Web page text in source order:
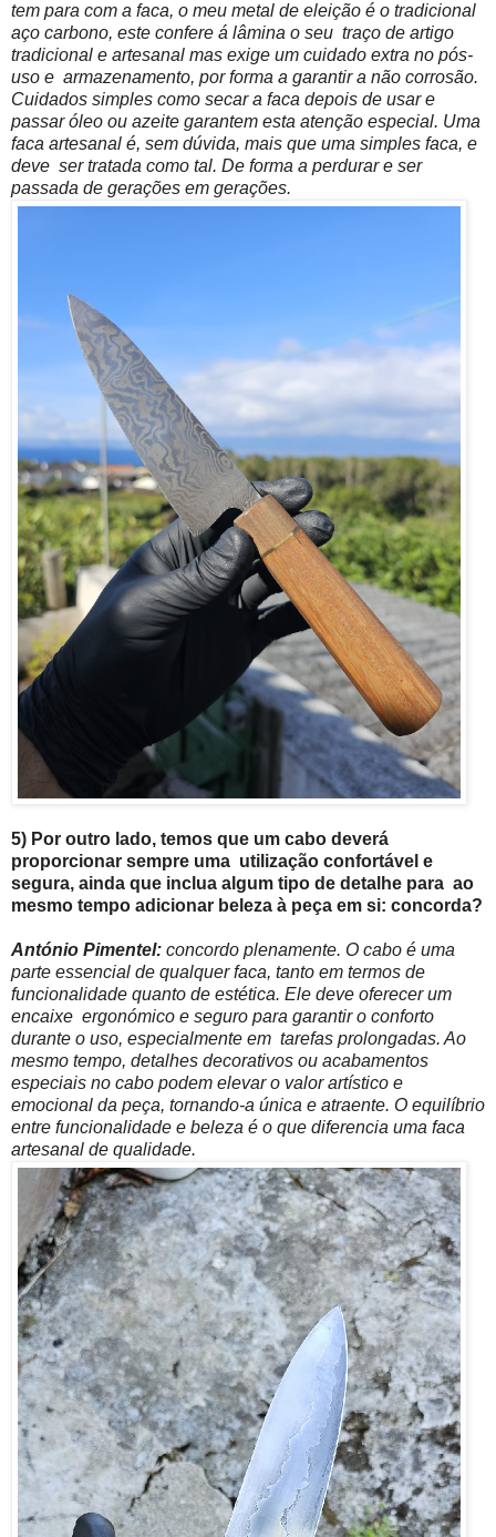
tem para com a faca, o meu metal de eleição é o tradicional
aço carbono, este confere á lâmina o seu traço de artigo
tradicional e artesanal mas exige um cuidado extra no pós-
uso e armazenamento, por forma a garantir a não corrosão.
Cuidados simples como secar a faca depois de usar e
passar óleo ou azeite garantem esta atenção especial. Uma
faca artesanal é, sem dúvida, mais que uma simples faca, e
deve ser tratada como tal. De forma a perdurar e ser
passada de gerações em gerações.
5) Por outro lado, temos que um cabo deverá
proporcionar sempre uma utilização confortável e
segura, ainda que inclua algum tipo de detalhe para ao
mesmo tempo adicionar beleza à peça em si: concorda?
António Pimentel: concordo plenamente. O cabo é uma
parte essencial de qualquer faca, tanto em termos de
funcionalidade quanto de estética. Ele deve oferecer um
encaixe ergonómico e seguro para garantir o conforto
durante o uso, especialmente em tarefas prolongadas. Ao
mesmo tempo, detalhes decorativos ou acabamentos
especiais no cabo podem elevar o valor artístico e
emocional da peça, tornando-a única e atraente. O equilíbrio
entre funcionalidade e beleza é o que diferencia uma faca
artesanal de qualidade.